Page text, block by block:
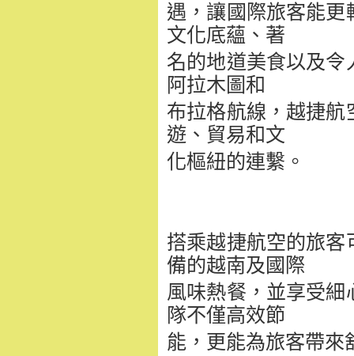
遇， 讓國際旅客能更
文化底蘊、 著
名的地道美食以及
阿拉木圖和
布拉格航線， 越捷航
遊、 貿易和文
化樞紐的連繫。
搭乘越捷航空的旅
備的越南及國際
風味熱餐， 並享受細
隊不僅高效節
能， 更能為旅客帶來